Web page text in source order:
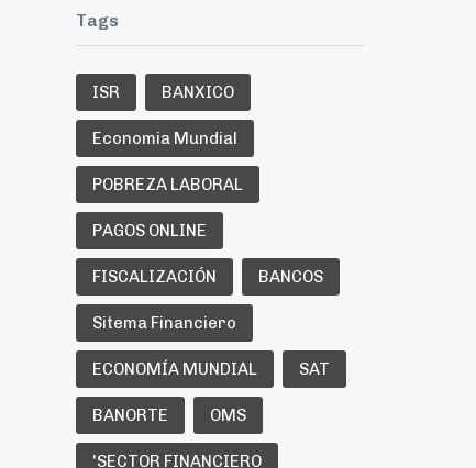
Tags
ISR BANXICO
Economia Mundial
POBREZA LABORAL
PAGOS ONLINE
FISCALIZACIÓN BANCOS
Sitema Financiero
ECONOMÍA MUNDIAL SAT
BANORTE OMS
'SECTOR FINANCIERO